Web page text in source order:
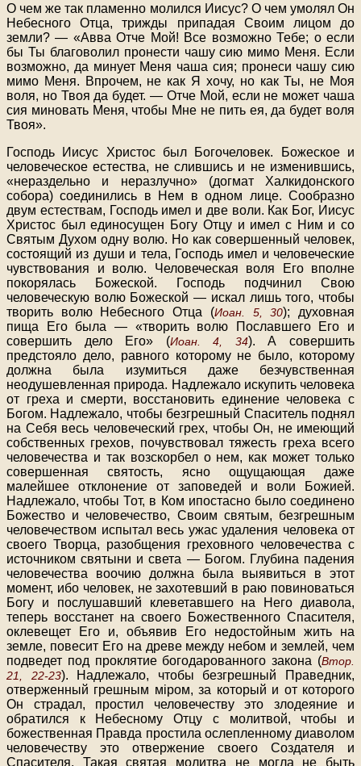
О чем же так пламенно молился Иисус? О чем умолял Он
Небесного Отца, трижды припадая Своим лицом до
земли? — «Авва Отче Мой! Все возможно Тебе; о если
бы Ты благоволил пронести чашу сию мимо Меня. Если
возможно, да минует Меня чаша сия; пронеси чашу сию
мимо Меня. Впрочем, не как Я хочу, но как Ты, не Моя
воля, но Твоя да будет. — Отче Мой, если не может чаша
сия миновать Меня, чтобы Мне не пить ея, да будет воля
Твоя».
Господь Иисус Христос был Богочеловек. Божеское и
человеческое естества, не слившись и не изменившись,
«нераздельно и неразлучно» (догмат Халкидонского
собора) соединились в Нем в одном лице. Сообразно
двум естествам, Господь имел и две воли. Как Бог, Иисус
Христос был единосущен Богу Отцу и имел с Ним и со
Святым Духом одну волю. Но как совершенный человек,
состоящий из души и тела, Господь имел и человеческие
чувствования и волю. Человеческая воля Его вполне
покорялась Божеской. Господь подчинил Свою
человеческую волю Божеской — искал лишь того, чтобы
творить волю Небесного Отца (Иоан. 5, 30); духовная
пища Его была — «творить волю Пославшего Его и
совершить дело Его» (Иоан. 4, 34). А совершить
предстояло дело, равного которому не было, которому
должна была изумиться даже безчувственная
неодушевленная природа. Надлежало искупить человека
от греха и смерти, восстановить единение человека с
Богом. Надлежало, чтобы безгрешный Спаситель поднял
на Себя весь человеческий грех, чтобы Он, не имеющий
собственных грехов, почувствовал тяжесть греха всего
человечества и так возскорбел о нем, как может только
совершенная святость, ясно ощущающая даже
малейшее отклонение от заповедей и воли Божией.
Надлежало, чтобы Тот, в Ком ипостасно было соединено
Божество и человечество, Своим святым, безгрешным
человечеством испытал весь ужас удаления человека от
своего Творца, разобщения греховного человечества с
источником святыни и света — Богом. Глубина падения
человечества воочию должна была выявиться в этот
момент, ибо человек, не захотевший в раю повиноваться
Богу и послушавший клеветавшего на Него диавола,
теперь восстанет на своего Божественного Спасителя,
оклевещет Его и, объявив Его недостойным жить на
земле, повесит Его на древе между небом и землей, чем
подведет под проклятие богодарованного закона (Втор.
21, 22-23). Надлежало, чтобы безгрешный Праведник,
отверженный грешным мiром, за который и от которого
Он страдал, простил человечеству это злодеяние и
обратился к Небесному Отцу с молитвой, чтобы и
божественная Правда простила ослепленному диаволом
человечеству это отвержение своего Создателя и
Спасителя. Такая святая молитва не могла не быть